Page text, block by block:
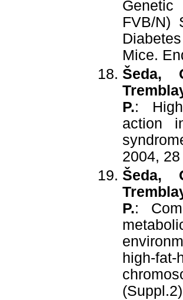
FVB/N)
Mice.
Šeda,
P.:
action
2004,
Šeda,
P.:
high-